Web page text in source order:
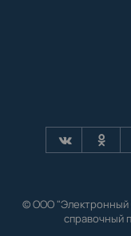
© ООО "Электронный
справочный